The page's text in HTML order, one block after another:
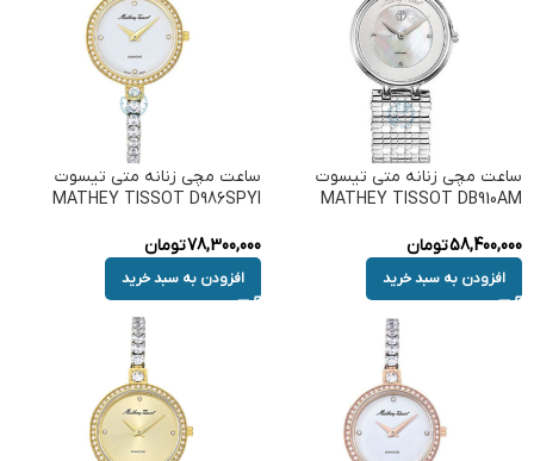
ساعت مچی زنانه متی تیسوت
MATHEY TISSOT DB910AM
58,400,000تومان
افزودن به سبد خرید
ساعت مچی زنانه متی تیسوت
MATHEY TISSOT D986SPYI
78,300,000تومان
افزودن به سبد خرید